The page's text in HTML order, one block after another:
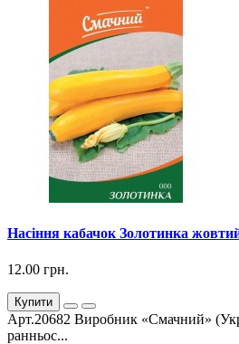
Насіння кабачок Золотинка
12.00 грн.
Купити
Арт.20682 Виробник «Смачний»
ранньос...